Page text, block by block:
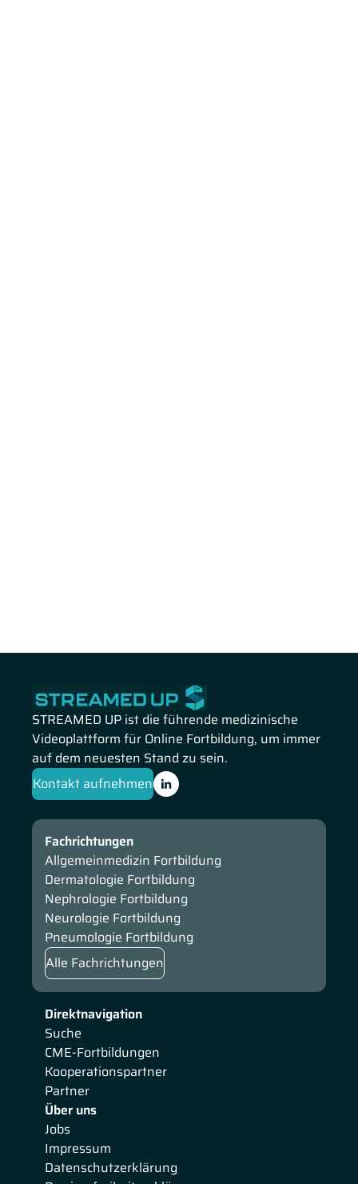
STREAMED UP ist die führende medizinische
Videoplattform für Online Fortbildung, um immer
auf dem neuesten Stand zu sein.
Kontakt aufnehmen
Direktnavigation
Suche
CME-Fortbildungen
Kooperationspartner
Partner
Über uns
Jobs
Impressum
Datenschutzerklärung
Fachrichtungen
Allgemeinmedizin Fortbildung
Dermatologie Fortbildung
Nephrologie Fortbildung
Neurologie Fortbildung
Pneumologie Fortbildung
Alle Fachrichtungen